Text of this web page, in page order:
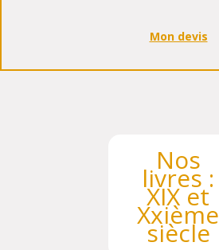
Mon devis
Nos
livres :
XIXet
Xxième
siècle